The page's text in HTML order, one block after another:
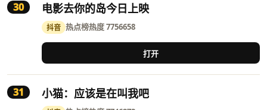
30 电影去你的岛今日上映
抖音 热点榜热度 7756658
打开
31 小猫：应该是在叫我吧